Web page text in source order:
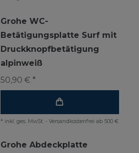
Grohe WC-
Betätigungsplatte Surf mit
Druckknopfbetätigung
alpinweiß
50,90 € *
* inkl. ges. MwSt. - Versandkostenfrei ab 500 €
Grohe Abdeckplatte